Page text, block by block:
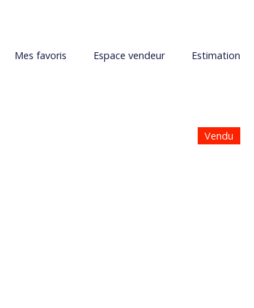
Mes favoris Espace vendeur Estimation
Vendu